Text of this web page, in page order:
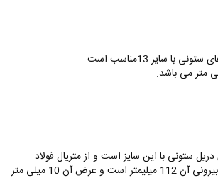
با سایز 13مناسب است.
ستونی با این سایز است و از متریال فولاد
ساخته شده است. قطر بیرونی آن 112 میلیمتر است و عرض آن 10 میلی متر